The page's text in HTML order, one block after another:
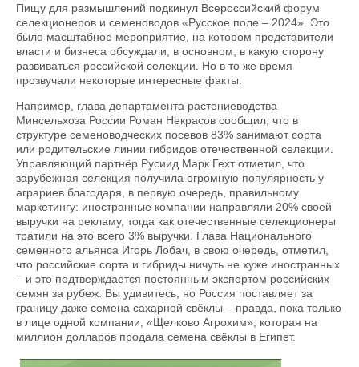
Пищу для размышлений подкинул Всероссийский форум
селекционеров и семеноводов «Русское поле – 2024». Это
было масштабное мероприятие, на котором представители
власти и бизнеса обсуждали, в основном, в какую сторону
развиваться российской селекции. Но в то же время
прозвучали некоторые интересные факты.
Например, глава департамента растениеводства
Минсельхоза России Роман Некрасов сообщил, что в
структуре семеноводческих посевов 83% занимают сорта
или родительские линии гибридов отечественной селекции.
Управляющий партнёр Русиид Марк Гехт отметил, что
зарубежная селекция получила огромную популярность у
аграриев благодаря, в первую очередь, правильному
маркетингу: иностранные компании направляли 20% своей
выручки на рекламу, тогда как отечественные селекционеры
тратили на это всего 3% выручки. Глава Национального
семенного альянса Игорь Лобач, в свою очередь, отметил,
что российские сорта и гибриды ничуть не хуже иностранных
– и это подтверждается постоянным экспортом российских
семян за рубеж. Вы удивитесь, но Россия поставляет за
границу даже семена сахарной свёклы – правда, пока только
в лице одной компании, «Щелково Агрохим», которая на
миллион долларов продала семена свёклы в Египет.